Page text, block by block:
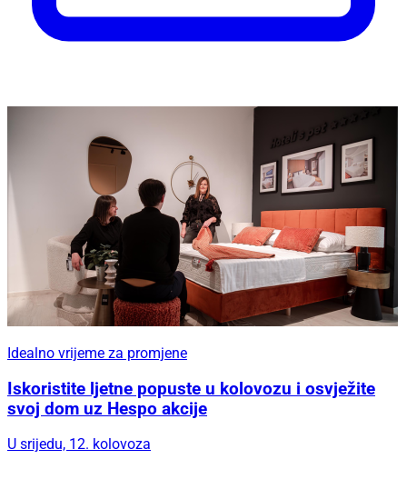
Idealno vrijeme za promjene
Iskoristite ljetne popuste u kolovozu i osvježite
svoj dom uz Hespo akcije
U srijedu, 12. kolovoza